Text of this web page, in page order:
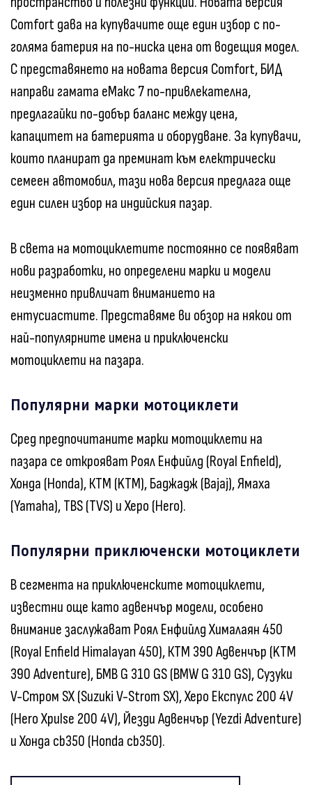
Comfort дава на купувачите още един избор с по-
голяма батерия на по-ниска цена от водещия модел.
С представянето на новата версия Comfort, БИД
направи гамата еМакс 7 по-привлекателна,
предлагайки по-добър баланс между цена,
капацитет на батерията и оборудване. За купувачи,
които планират да преминат към електрически
семеен автомобил, тази нова версия предлага още
един силен избор на индийския пазар.
В света на мотоциклетите постоянно се появяват
нови разработки, но определени марки и модели
неизменно привличат вниманието на
ентусиастите. Представяме ви обзор на някои от
най-популярните имена и приключенски
мотоциклети на пазара.
Популярни марки мотоциклети
Сред предпочитаните марки мотоциклети на
пазара се открояват Роял Енфийлд (Royal Enfield),
Хонда (Honda), КТМ (KTM), Баджадж (Bajaj), Ямаха
(Yamaha), ТВS (TVS) и Херо (Hero).
Популярни приключенски мотоциклети
В сегмента на приключенските мотоциклети,
известни още като адвенчър модели, особено
внимание заслужават Роял Енфийлд Хималаян 450
(Royal Enfield Himalayan 450), КТМ 390 Адвенчър (KTM
390 Adventure), БМВ G 310 GS (BMW G 310 GS), Сузуки
V-Стром SX (Suzuki V-Strom SX), Херо Експулс 200 4V
(Hero Xpulse 200 4V), Йезди Адвенчър (Yezdi Adventure)
и Хонда cb350 (Honda cb350).